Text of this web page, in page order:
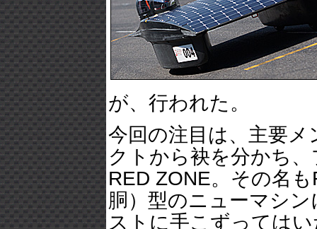
が、行われた。
今回の注目は、主要
クトから袂を分かち
RED ZONE。その名
胴）型のニューマシ
ストに手こずっては